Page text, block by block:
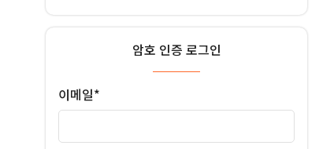
암호 인증 로그인
이메일*